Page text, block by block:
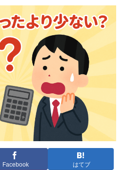
Facebook はてブ